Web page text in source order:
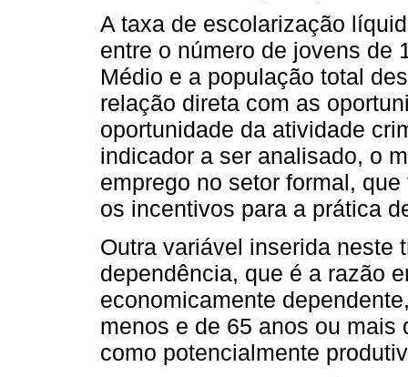
A taxa de escolarização
entre o número de jovens de
Médio e a população total
relação direta com as
oportunidade da atividade
indicador a ser analisado, o
emprego no setor formal,
os incentivos para a prática
Outra variável inserida neste
dependência, que é a razão
economicamente
menos e de 65 anos ou
como potencialmente